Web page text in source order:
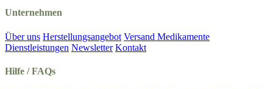
Unternehmen
Über uns Herstellungsangebot Versand Medikamente
Dienstleistungen Newsletter Kontakt
Hilfe / FAQs